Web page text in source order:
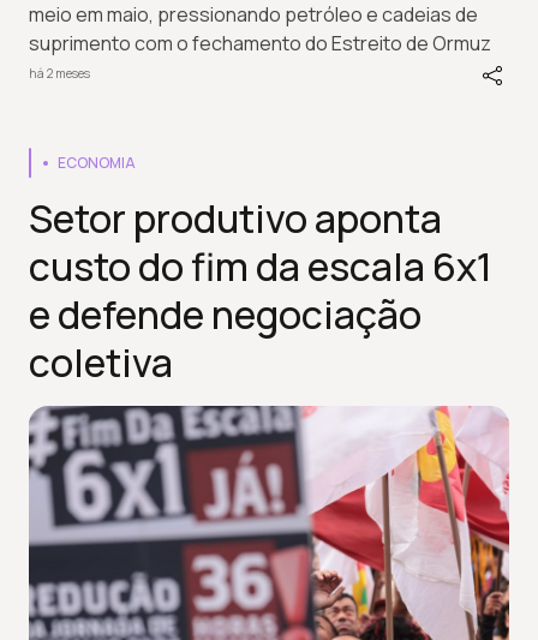
meio em maio, pressionando petróleo e cadeias de
suprimento com o fechamento do Estreito de Ormuz
há 2 meses
ECONOMIA
Setor produtivo aponta
custo do fim da escala 6x1
e defende negociação
coletiva